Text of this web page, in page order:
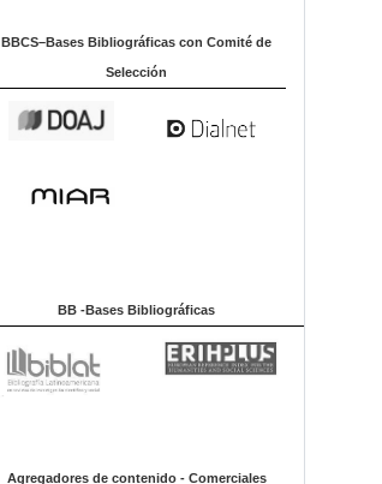
BBCS–Bases Bibliográficas con Comité de
Selección
BB -Bases Bibliográficas
Agregadores de contenido - Comerciales